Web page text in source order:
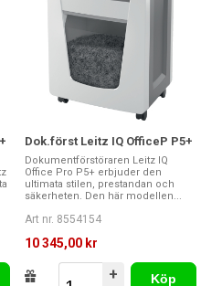
Dok.först Leitz IQ OfficeP P5+
Dokumentförstöraren Leitz IQ
Office Pro P5+ erbjuder den
ultimata stilen, prestandan och
säkerheten. Den här modellen...
Art nr. 8554154
10 345,00 kr
+ Köp